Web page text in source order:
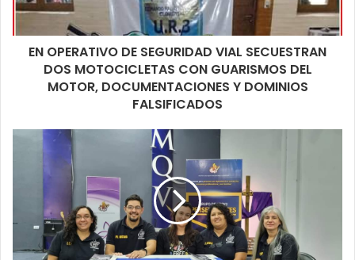
EN OPERATIVO DE SEGURIDAD VIAL SECUESTRAN
DOS MOTOCICLETAS CON GUARISMOS DEL
MOTOR, DOCUMENTACIONES Y DOMINIOS
FALSIFICADOS